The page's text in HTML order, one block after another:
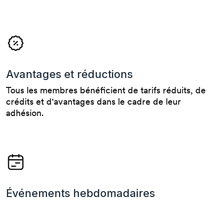
Avantages et réductions
Tous les membres bénéficient de tarifs réduits, de
crédits et d'avantages dans le cadre de leur
adhésion.
Événements hebdomadaires